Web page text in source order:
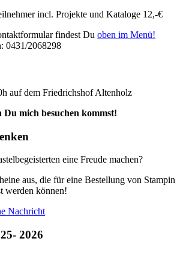
incl. Projekte und Kataloge 12,-€
findest Du oben im Menü!
0431/2068298
auf dem Friedrichshof Altenholz
mich besuchen kommst!
eine Freude machen?
aus, die für eine Bestellung von Stampin
werden können!
Nachricht
2026